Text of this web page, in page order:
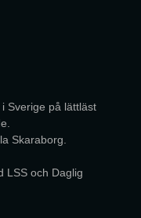
Sverige på lättläst
Skaraborg.
LSS och Daglig